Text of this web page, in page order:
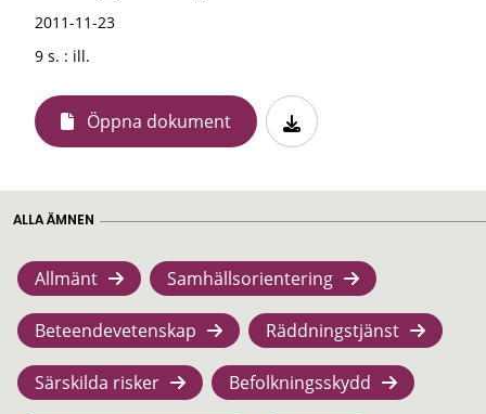
2011-11-23
9 s. : ill.
Öppna dokument
ALLA ÄMNEN
Allmänt Samhällsorientering
Beteendevetenskap Räddningstjänst
Särskilda risker Befolkningsskydd